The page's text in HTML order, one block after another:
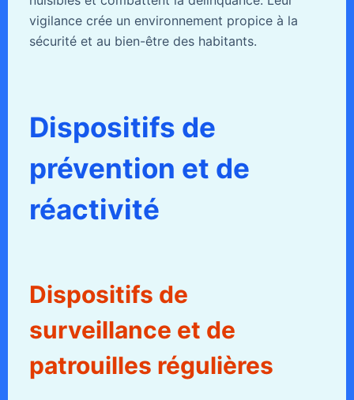
vigilance crée un environnement propice à la
sécurité et au bien-être des habitants.
Dispositifs de
prévention et de
réactivité
Dispositifs de
surveillance et de
patrouilles régulières